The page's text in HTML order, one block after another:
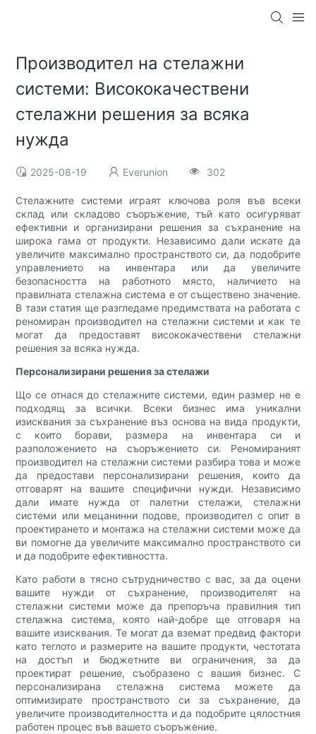
Производител на стелажни
системи: Висококачествени
стелажни решения за всяка
нужда
2025-08-19 Everunion 302
Стелажните системи играят ключова роля във всеки
склад или складово съоръжение, тъй като осигуряват
ефективни и организирани решения за съхранение на
широка гама от продукти. Независимо дали искате да
увеличите максимално пространството си, да подобрите
управлението на инвентара или да увеличите
безопасността на работното място, наличието на
правилната стелажна система е от съществено значение.
В тази статия ще разгледаме предимствата на работата с
реномиран производител на стелажни системи и как те
могат да предоставят висококачествени стелажни
решения за всяка нужда.
Персонализирани решения за стелажи
Що се отнася до стелажните системи, един размер не е
подходящ за всички. Всеки бизнес има уникални
изисквания за съхранение въз основа на вида продукти,
с които борави, размера на инвентара си и
разположението на съоръжението си. Реномираният
производител на стелажни системи разбира това и може
да предостави персонализирани решения, които да
отговарят на вашите специфични нужди. Независимо
дали имате нужда от палетни стелажи, стелажни
системи или мецанинни подове, производител с опит в
проектирането и монтажа на стелажни системи може да
ви помогне да увеличите максимално пространството си
и да подобрите ефективността.
Като работи в тясно сътрудничество с вас, за да оцени
вашите нужди от съхранение, производителят на
стелажни системи може да препоръча правилния тип
стелажна система, която най-добре ще отговаря на
вашите изисквания. Те могат да вземат предвид фактори
като теглото и размерите на вашите продукти, честотата
на достъп и бюджетните ви ограничения, за да
проектират решение, съобразено с вашия бизнес. С
персонализирана стелажна система можете да
оптимизирате пространството си за съхранение, да
увеличите производителността и да подобрите цялостния
работен процес във вашето съоръжение.